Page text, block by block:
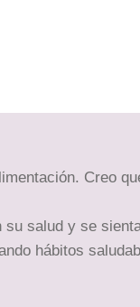
Creo
salud y se
hábitos